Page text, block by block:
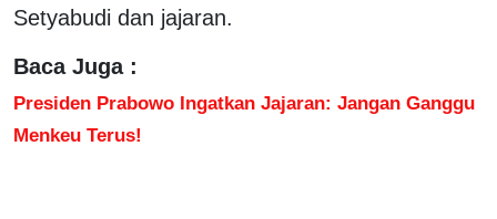
Setyabudi dan jajaran.
Baca Juga :
Presiden Prabowo Ingatkan Jajaran: Jangan Ganggu
Menkeu Terus!